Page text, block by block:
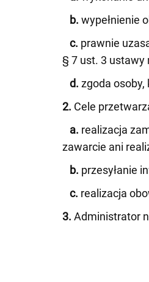
b. wypełnienie
c. prawnie
§ 7 ust. 3 ustawy
d. zgoda osoby,
2. Cele
a. realizacja
zawarcie ani
b. przesyłanie
c. realizacja
3. Administrator